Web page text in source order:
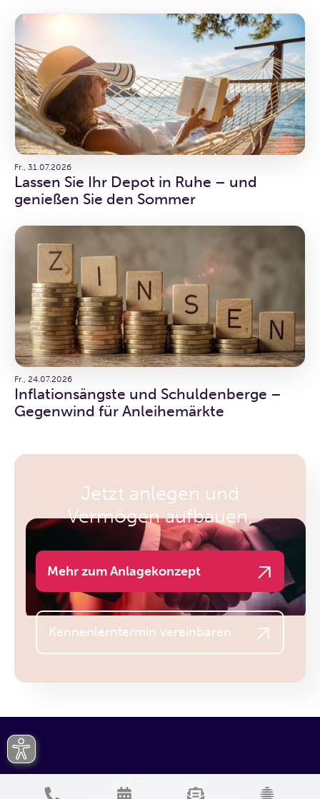
Fr., 31.07.2026
Lassen Sie Ihr Depot in Ruhe – und
genießen Sie den Sommer
Fr., 24.07.2026
Inflationsängste und Schuldenberge –
Gegenwind für Anleihemärkte
Jetzt anlegen und
Vermögen aufbauen.
Mehr zum Anlagekonzept
Kennenlerntermin vereinbaren